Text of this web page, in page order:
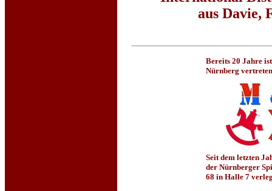
aus Davie,
Bereits 20 Jahre
Nürnberg
Seit dem letzten
der Nürnberger
68 in Halle 7